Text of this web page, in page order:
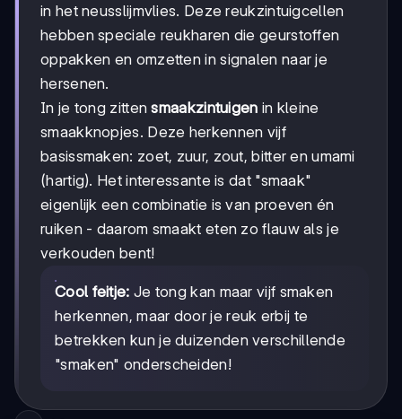
in het neusslijmvlies. Deze reukzintuigcellen
hebben speciale reukharen die geurstoffen
oppakken en omzetten in signalen naar je
hersenen.
In je tong zittensmaakzintuigen in kleine
smaakknopjes. Deze herkennen vijf
basissmaken: zoet, zuur, zout, bitter en umami
(hartig). Het interessante is dat "smaak"
eigenlijk een combinatie is van proeven én
ruiken - daarom smaakt eten zo flauw als je
verkouden bent!
Cool feitje: Je tong kan maar vijf smaken
herkennen, maar door je reuk erbij te
betrekken kun je duizenden verschillende
"smaken" onderscheiden!